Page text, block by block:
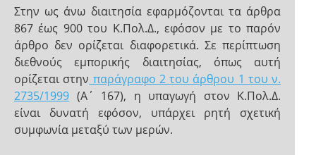
Στην ως άνω διαιτησία εφαρμόζονται τα άρθρα
867 έως 900 του Κ.Πολ.Δ., εφόσον με το παρόν
άρθρο δεν ορίζεται διαφορετικά. Σε περίπτωση
διεθνούς εμπορικής διαιτησίας, όπως αυτή
ορίζεται στην παράγραφο 2 του άρθρου 1 του ν.
2735/1999 (Α΄ 167), η υπαγωγή στον Κ.Πολ.Δ.
είναι δυνατή εφόσον, υπάρχει ρητή σχετική
συμφωνία μεταξύ των μερών.